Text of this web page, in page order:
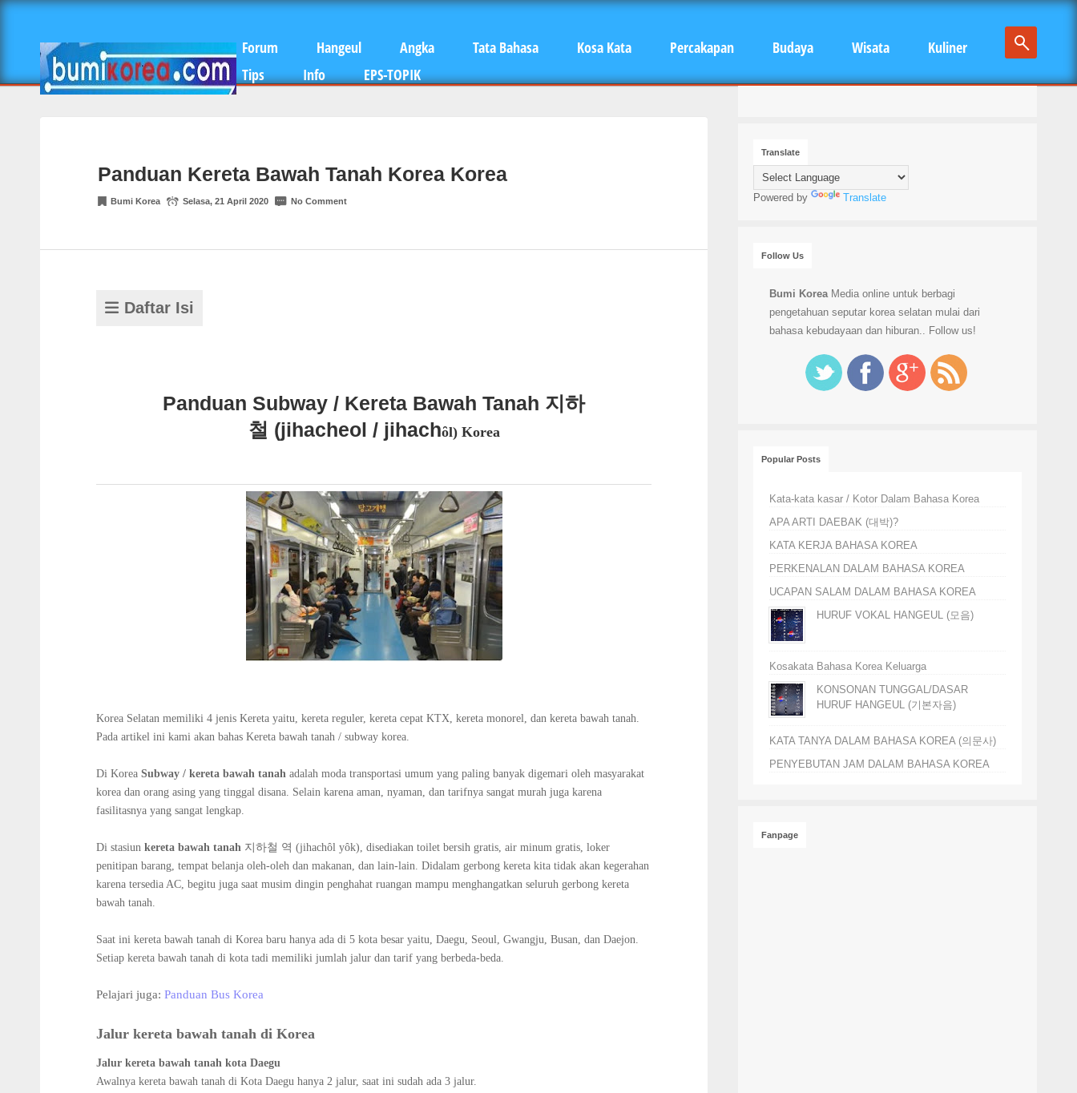
Forum Hangeul Angka Tata Bahasa Kosa Kata Percakapan Budaya Wisata
Kuliner
Tips
Info EPS-TOPIK
Panduan Kereta Bawah Tanah Korea Korea
Bumi Korea Selasa, 21 April 2020 No Comment
Daftar Isi
Panduan Subway / Kereta Bawah Tanah 지하
철 (jihacheol / jihachȏl) Korea
Korea Selatan memiliki 4 jenis Kereta yaitu, kereta reguler, kereta cepat KTX, kereta monorel, dan kereta bawah tanah.
Pada artikel ini kami akan bahas Kereta bawah tanah / subway korea.
Di Korea Subway / kereta bawah tanah adalah moda transportasi umum yang paling banyak digemari oleh masyarakat
korea dan orang asing yang tinggal disana. Selain karena aman, nyaman, dan tarifnya sangat murah juga karena
fasilitasnya yang sangat lengkap.
Di stasiun kereta bawah tanah 지하철 역 (jihachȏl yȏk), disediakan toilet bersih gratis, air minum gratis, loker
penitipan barang, tempat belanja oleh-oleh dan makanan, dan lain-lain. Didalam gerbong kereta kita tidak akan kegerahan
karena tersedia AC, begitu juga saat musim dingin penghahat ruangan mampu menghangatkan seluruh gerbong kereta
bawah tanah.
Saat ini kereta bawah tanah di Korea baru hanya ada di 5 kota besar yaitu, Daegu, Seoul, Gwangju, Busan, dan Daejon.
Setiap kereta bawah tanah di kota tadi memiliki jumlah jalur dan tarif yang berbeda-beda.
Pelajari juga: Panduan Bus Korea
Jalur kereta bawah tanah di Korea
Jalur kereta bawah tanah kota Daegu
Awalnya kereta bawah tanah di Kota Daegu hanya 2 jalur, saat ini sudah ada 3 jalur.
Translate
Powered by Translate
Follow Us
Bumi Korea Media online untuk berbagi
pengetahuan seputar korea selatan mulai dari
bahasa kebudayaan dan hiburan.. Follow us!
Popular Posts
Kata-kata kasar / Kotor Dalam Bahasa Korea
APA ARTI DAEBAK (대박)?
KATA KERJA BAHASA KOREA
PERKENALAN DALAM BAHASA KOREA
UCAPAN SALAM DALAM BAHASA KOREA
HURUF VOKAL HANGEUL (모음)
Kosakata Bahasa Korea Keluarga
KONSONAN TUNGGAL/DASAR
HURUF HANGEUL (기본자음)
KATA TANYA DALAM BAHASA KOREA (의문사)
PENYEBUTAN JAM DALAM BAHASA KOREA
Fanpage